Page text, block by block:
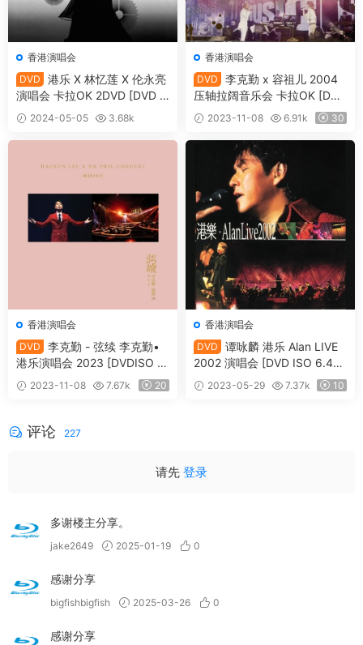
香港演唱会
DVD
港乐 X 林忆莲 X 伦永亮
演唱会 卡拉OK 2DVD [DVD I
SO 10.68GB]
2024-05-05
3.68k
香港演唱会
DVD
李克勤 x 容祖儿 2004
压轴拉阔音乐会 卡拉OK [DVD
ISO 7.63GB]
2023-11-08 6.91k 30
香港演唱会
DVD
李克勤 - 弦续 李克勤•
港乐演唱会 2023 [DVDISO 5.
58G+5.31G]
2023-11-08 7.67k 20
香港演唱会
DVD
谭咏麟 港乐 Alan LIVE
2002 演唱会 [DVD ISO 6.44
G] 2023-05-29 7.37k 10
评论 227
请先 登录
多谢楼主分享。
jake2649 2025-01-19 0
感谢分享
bigfishbigfish 2025-03-26 0
感谢分享